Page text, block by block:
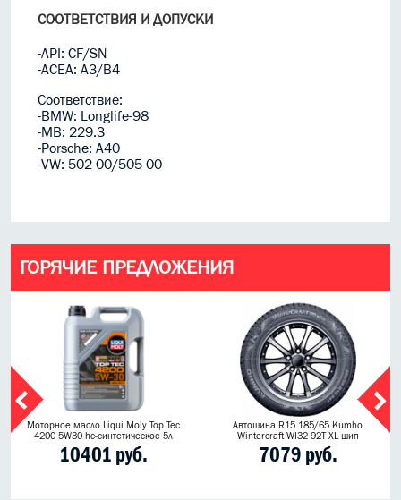
СООТВЕТСТВИЯ И ДОПУСКИ
-API: CF/SN
-ACEA: A3/B4
Соответствие:
-BMW: Longlife-98
-MB: 229.3
-Porsche: A40
-VW: 502 00/505 00
ГОРЯЧИЕ ПРЕДЛОЖЕНИЯ
Моторное масло Liqui Moly Top Tec
4200 5W30 hc-синтетическое 5л
10401 руб.
Автошина R15 185/65 Kumho
Wintercraft WI32 92T XL шип
7079 руб.